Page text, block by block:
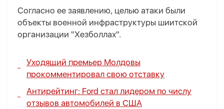
Согласно ее заявлению, целью атаки были
объекты военной инфраструктуры шиитской
организации "Хезболлах".
Уходящий премьер Молдовы
прокомментировал свою отставку
Антирейтинг: Ford стал лидером по числу
отзывов автомобилей в США